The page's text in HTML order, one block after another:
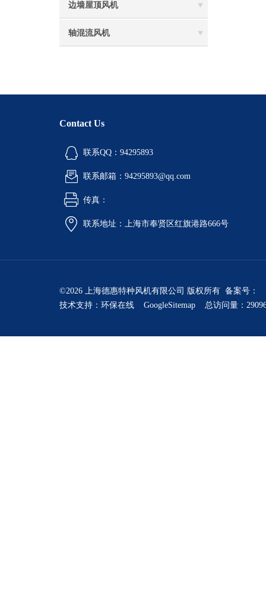
边墙屋顶风机
轴混流风机
Contact Us
联系QQ：94295893
联系邮箱：94295893@qq.com
传真：
联系地址：上海市奉贤区红旗港路666号
©2026 上海德惠特种风机有限公司 版权所有 备案号：
技术支持： 环保在线 GoogleSitemap 总访问量：